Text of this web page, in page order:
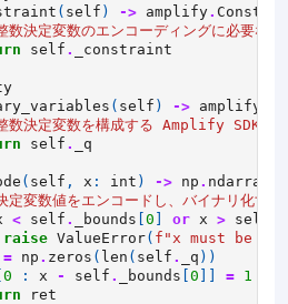
( self ) -> amplify.
決定変数のエンコーディングに必要な
self . _constraint
( self ) -> amplify
決定変数を構成する Amplify SDK の
self . _q
( self , x : int ) -> np . ndarray
変数値をエンコードし、バイナリ化す
< self . _bounds 0 or x > self
raise ValueError( f "x must be in
= np . zeros ( len ( self . _q ))
0 : x - self . _bounds 0 = 1
ret